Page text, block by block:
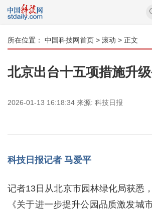
所在位置： 中国科技网首页 > 滚动 > 正文
北京出台十五项措施升
2026-01-13 16:18:34 来源: 科技日报
科技日报记者 马爱平
记者13日从北京市园林绿化局获悉
《关于进一步提升公园品质激发城